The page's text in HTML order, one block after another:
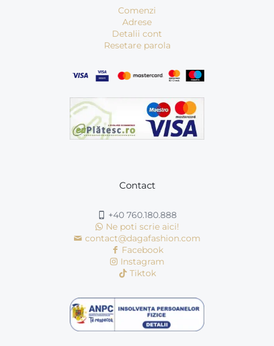
Comenzi
Adrese
Detalii cont
Resetare parola
Contact
+40 760.180.888
Ne poti scrie aici!
contact@dagafashion.com
Facebook
Instagram
Tiktok